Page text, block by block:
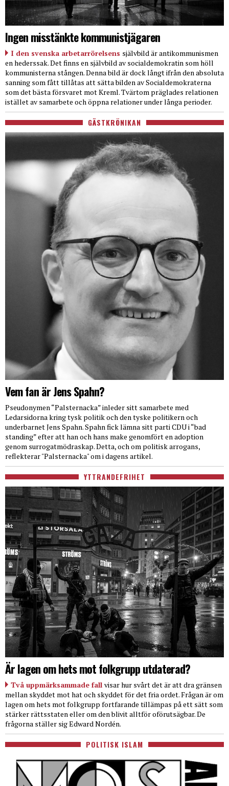
Ingen misstänkte kommunistjägaren
I den svenska arbetarrörelsens självbild är antikommunismen
en hederssak. Det finns en självbild av socialdemokratin som höll
kommunisterna stången. Denna bild är dock långt ifrån den absoluta
sanning som fått tillåtas att sätta bilden av Socialdemokraterna
som det bästa försvaret mot Kreml. Tvärtom präglades relationen
istället av samarbete och öppna relationer under långa perioder.
GÄSTKRÖNIKAN
Vem fan är Jens Spahn?
Pseudonymen “Palsternacka” inleder sitt samarbete med
Ledarsidorna kring tysk politik och den tyske politikern och
underbarnet Jens Spahn. Spahn fick lämna sitt parti CDU i “bad
standing” efter att han och hans make genomfört en adoption
genom surrogatmödraskap. Detta, och om politisk arrogans,
reflekterar "Palsternacka" om i dagens artikel.
YTTRANDEFRIHET
Är lagen om hets mot folkgrupp utdaterad?
Två uppmärksammade fall visar hur svårt det är att dra gränsen
mellan skyddet mot hat och skyddet för det fria ordet. Frågan är om
lagen om hets mot folkgrupp fortfarande tillämpas på ett sätt som
stärker rättsstaten eller om den blivit alltför oförutsägbar. De
frågorna ställer sig Edward Nordén.
POLITISK ISLAM